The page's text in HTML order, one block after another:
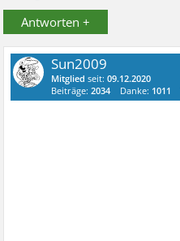
Antworten +
Sun2009
Mitglied seit:09.12.2020
Beiträge:2034 Danke: 1011